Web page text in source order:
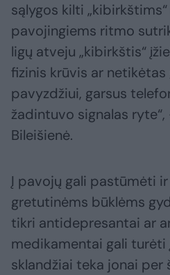
sąlygos kilti
pavojingiems ritmo
ligų atveju „kibirkštis“
fizinis krūvis ar netikėtas
pavyzdžiui, garsus
žadintuvo signalas
Bileišienė.
Į pavojų gali pastūmėti
gretutinėms būklėms
tikri antidepresantai ar
medikamentai gali turėti
sklandžiai teka jonai per